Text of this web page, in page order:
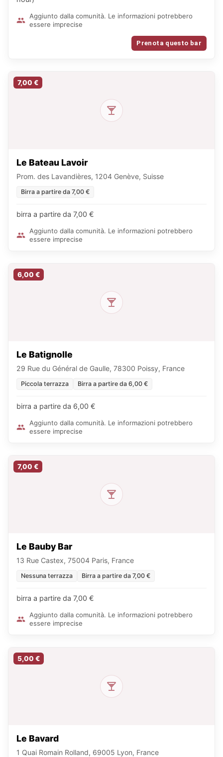
Aggiunto dalla comunità. Le informazioni potrebbero
essere imprecise
Prenota questo bar
7,00 €
Le Bateau Lavoir
Prom. des Lavandières, 1204 Genève, Suisse
Birra a partire da 7,00 €
birra a partire da 7,00 €
Aggiunto dalla comunità. Le informazioni potrebbero
essere imprecise
6,00 €
Le Batignolle
29 Rue du Général de Gaulle, 78300 Poissy, France
Piccola terrazza Birra a partire da 6,00 €
birra a partire da 6,00 €
Aggiunto dalla comunità. Le informazioni potrebbero
essere imprecise
7,00 €
Le Bauby Bar
13 Rue Castex, 75004 Paris, France
Nessuna terrazza Birra a partire da 7,00 €
birra a partire da 7,00 €
Aggiunto dalla comunità. Le informazioni potrebbero
essere imprecise
5,00 €
Le Bavard
1 Quai Romain Rolland, 69005 Lyon, France